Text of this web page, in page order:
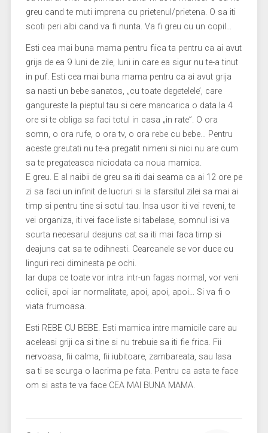
greu cand te muti imprena cu prietenul/prietena. O sa iti
scoti peri albi cand va fi nunta. Va fi greu cu un copil…
Esti cea mai buna mama pentru fiica ta pentru ca ai avut
grija de ea 9 luni de zile, luni in care ea sigur nu te-a tinut
in puf. Esti cea mai buna mama pentru ca ai avut grija
sa nasti un bebe sanatos, „cu toate degetelele’, care
gangureste la pieptul tau si cere mancarica o data la 4
ore si te obliga sa faci totul in casa „in rate”. O ora
somn, o ora rufe, o ora tv, o ora rebe cu bebe… Pentru
aceste greutati nu te-a pregatit nimeni si nici nu are cum
sa te pregateasca niciodata ca noua mamica.
E greu. E al naibii de greu sa iti dai seama ca ai 12 ore pe
zi sa faci un infinit de lucruri si la sfarsitul zilei sa mai ai
timp si pentru tine si sotul tau. Insa usor iti vei reveni, te
vei organiza, iti vei face liste si tabelase, somnul isi va
scurta necesarul deajuns cat sa iti mai faca timp si
deajuns cat sa te odihnesti. Cearcanele se vor duce cu
linguri reci dimineata pe ochi.
Iar dupa ce toate vor intra intr-un fagas normal, vor veni
colicii, apoi iar normalitate, apoi, apoi, apoi… Si va fi o
viata frumoasa.
Esti REBE CU BEBE. Esti mamica intre mamicile care au
aceleasi griji ca si tine si nu trebuie sa iti fie frica. Fii
nervoasa, fii calma, fii iubitoare, zambareata, sau lasa
sa ti se scurga o lacrima pe fata. Pentru ca asta te face
om si asta te va face CEA MAI BUNA MAMA.